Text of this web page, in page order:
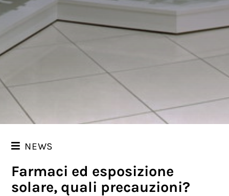
NEWS
NEWS
I NOSTRI CONSIGLI
Farmaci ed esposizione
solare, quali precauzioni?